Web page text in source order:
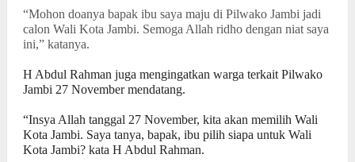
“Mohon doanya bapak ibu saya maju di Pilwako Jambi jadi
calon Wali Kota Jambi. Semoga Allah ridho dengan niat saya
ini,” katanya.
H Abdul Rahman juga mengingatkan warga terkait Pilwako
Jambi 27 November mendatang.
“Insya Allah tanggal 27 November, kita akan memilih Wali
Kota Jambi. Saya tanya, bapak, ibu pilih siapa untuk Wali
Kota Jambi? kata H Abdul Rahman.